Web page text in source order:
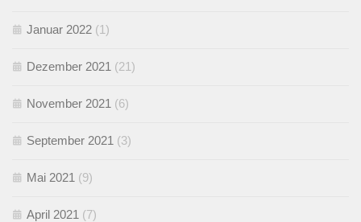
Januar 2022 (1)
Dezember 2021 (21)
November 2021 (6)
September 2021 (3)
Mai 2021 (9)
April 2021 (7)